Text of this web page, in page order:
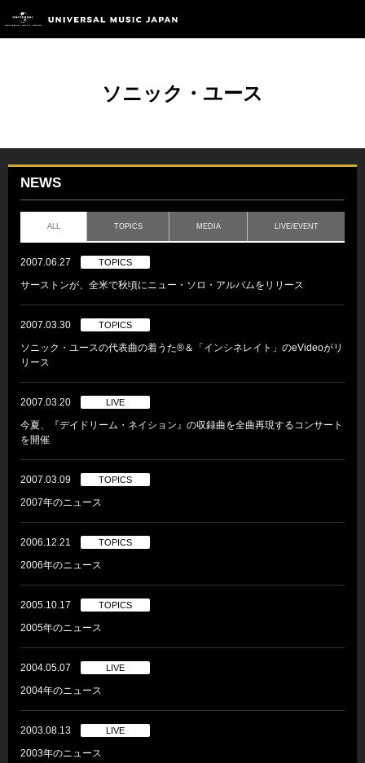
ソニック・ユース
NEWS
ALL TOPICS MEDIA LIVE/EVENT
2007.06.27 TOPICS
サーストンが、全米で秋頃にニュー・ソロ・アルバムをリリース
2007.03.30 TOPICS
ソニック・ユースの代表曲の着うた®＆「インシネレイト」のeVideoがリ
リース
2007.03.20 LIVE
今夏、『デイドリーム・ネイション』の収録曲を全曲再現するコンサート
を開催
2007.03.09 TOPICS
2007年のニュース
2006.12.21 TOPICS
2006年のニュース
2005.10.17 TOPICS
2005年のニュース
2004.05.07 LIVE
2004年のニュース
2003.08.13 LIVE
2003年のニュース